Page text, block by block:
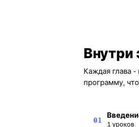
Внутри
Каждая глава
программу,
01
1 уроков